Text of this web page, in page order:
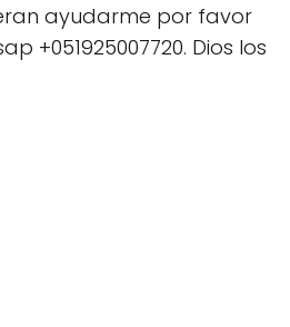
ayudarme por favor
+051925007720. Dios los